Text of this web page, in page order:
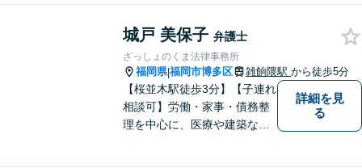
等複数士業の知識が必要な案
件を一括して対応。九州トッ
プクラスの豊富な実績。
城戸 美保子 弁護士
ざっしょのくま法律事務所
福岡県|福岡市博多区 雑餉隈駅 から徒歩5分
【桜並木駅徒歩3分】【子連れ
相談可】労働・家事・債務整
理を中心に、医療や建築など
詳細を見
る